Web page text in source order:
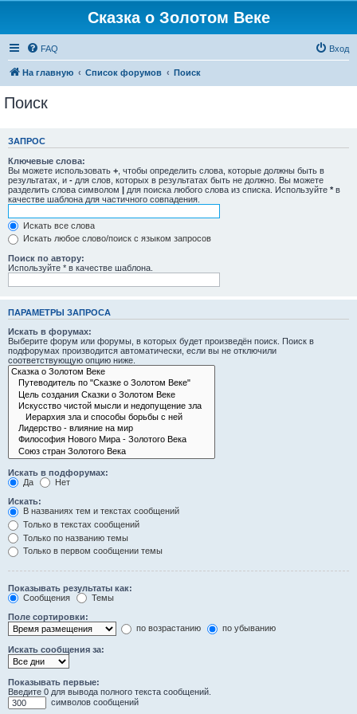
Сказка о Золотом Веке
FAQ Вход
На главную Список форумов Поиск
Поиск
ЗАПРОС
Ключевые слова:
Вы можете использовать + , чтобы определить слова, которые должны быть в
результатах, и - для слов, которых в результатах быть не должно. Вы можете
разделить слова символом | для поиска любого слова из списка. Используйте * в
качестве шаблона для частичного совпадения.
Искать все слова
Искать любое слово/поиск с языком запросов
Поиск по автору:
Используйте * в качестве шаблона.
ПАРАМЕТРЫ ЗАПРОСА
Искать в форумах:
Выберите форум или форумы, в которых будет произведён поиск. Поиск в
подфорумах производится автоматически, если вы не отключили
соответствующую опцию ниже.
Искать в подфорумах:
Да
Нет
Искать:
В названиях тем и текстах сообщений
Только в текстах сообщений
Только по названию темы
Только в первом сообщении темы
Показывать результаты как:
Сообщения
Темы
Поле сортировки:
по возрастанию
по убыванию
Искать сообщения за:
Показывать первые:
Введите 0 для вывода полного текста сообщений.
символов сообщений